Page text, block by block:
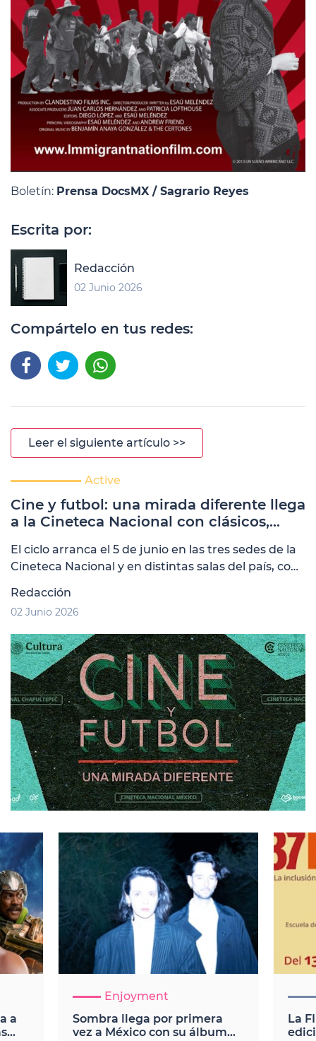
Boletín: Prensa DocsMX / Sagrario Reyes
Escrita por:
Redacción
02 Junio 2026
Compártelo en tus redes:
Leer el siguiente artículo >>
Active
Cine y futbol: una mirada diferente llega
a la Cineteca Nacional con clásicos,
sobre el deporte
El ciclo arranca el 5 de junio en las tres sedes de la
Cineteca Nacional y en distintas salas del país, con
de la vida y la muerte"
Redacción
02 Junio 2026
a
Enjoyment
Sombra llega por primera
vez a México con su álbum
La